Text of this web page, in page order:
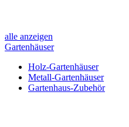
alle anzeigen
Gartenhäuser
Holz-Gartenhäuser
Metall-Gartenhäuser
Gartenhaus-Zubehör